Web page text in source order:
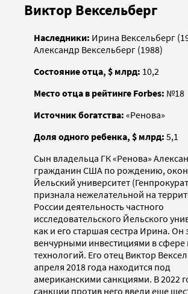
Виктор Вексельберг
Наследники: Ирина Вексельберг
Александр Вексельберг (1988)
Состояние отца, $ млрд: 10,2
Место отца в рейтинге Forbes: №18
Источник богатства: «Ренова»
Доля одного ребенка, $ млрд: 5,1
Сын владельца ГК «Ренова»
гражданин США по рождению,
Йельский университет
признала нежелательной на
России деятельность частного
исследовательского Йельского
как и его старшая сестра Ирина. Он
венчурными инвестициями в сфере
технологий. Его отец Виктор
апреля 2018 года находится под
американскими санкциями. В 2022
санкции против него ввели еще